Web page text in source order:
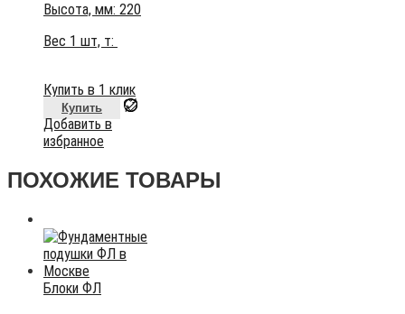
Высота, мм: 220
Вес 1 шт, т:
Купить в 1 клик
Купить
Добавить в
избранное
ПОХОЖИЕ ТОВАРЫ
Блоки ФЛ